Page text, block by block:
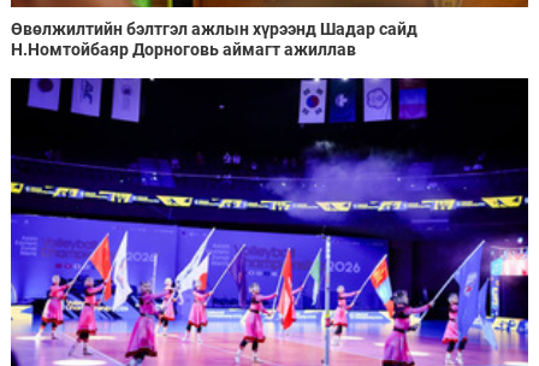
Өвөлжилтийн бэлтгэл ажлын хүрээнд Шадар сайд
Н.Номтойбаяр Дорноговь аймагт ажиллав